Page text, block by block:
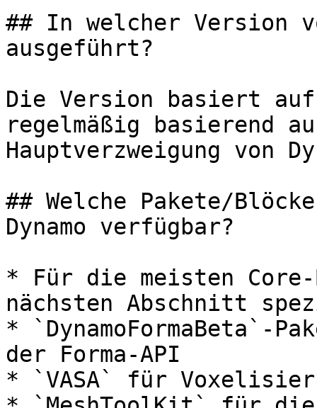
## In welcher Version
ausgeführt?
Die Version basiert
regelmäßig basierend
Hauptverzweigung von
## Welche Pakete/
Dynamo verfügbar?
* Für die meisten
nächsten Abschnitt
*
der Forma-API
* `VASA` für